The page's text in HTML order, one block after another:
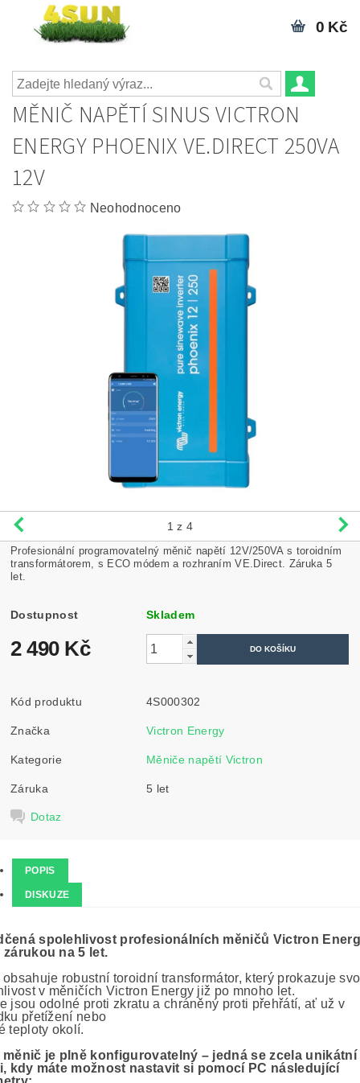
0 Kč
MĚNIČ NAPĚTÍ SINUS VICTRON
ENERGY PHOENIX VE.DIRECT 250VA
12V
Neohodnoceno
1 z 4
Profesionální programovatelný měnič napětí 12V/250VA s toroidním
transformátorem, s ECO módem a rozhraním VE.Direct. Záruka 5
let.
Dostupnost Skladem
2 490 Kč
Kód produktu 4S000302
Značka Victron Energy
Kategorie Měniče napětí Victron
Záruka 5 let
Dotaz
POPIS
DISKUZE
spolehlivost profesionálních měničů Victron
na 5 let.
obsahuje robustní toroidní transformátor, který prokazuje
v měničích Victron Energy již po mnoho let.
jsou odolné proti zkratu a chráněný proti přehřátí, ať už v
přetížení nebo
teploty okolí.
měnič je plně konfigurovatelný – jedná se zcela unikátní
kdy máte možnost nastavit si pomocí PC následující